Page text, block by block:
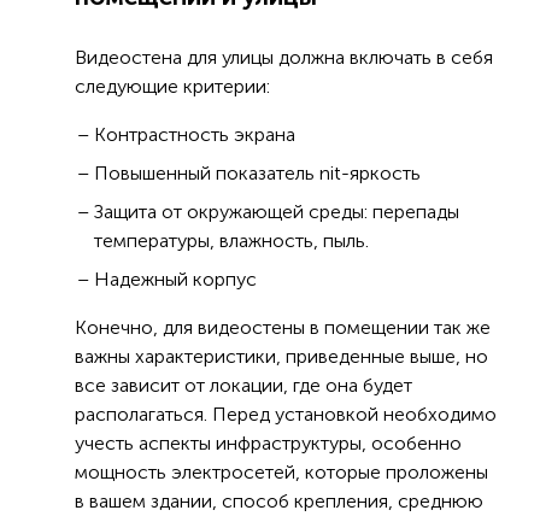
Видеостена для улицы должна включать в себя
следующие критерии:
Контрастность экрана
Повышенный показатель nit-яркость
Защита от окружающей среды: перепады
температуры, влажность, пыль.
Надежный корпус
Конечно, для видеостены в помещении так же
важны характеристики, приведенные выше, но
все зависит от локации, где она будет
располагаться. Перед установкой необходимо
учесть аспекты инфраструктуры, особенно
мощность электросетей, которые проложены
в вашем здании, способ крепления, среднюю